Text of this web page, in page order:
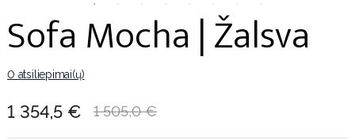
Sofa Mocha | Žalsva
0 atsiliepimai(ų)
1 354,5 € 1 505,0 €